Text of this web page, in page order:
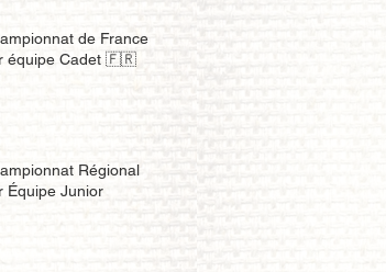
de France
équipe Cadet 🇫🇷
Régional
Équipe Junior